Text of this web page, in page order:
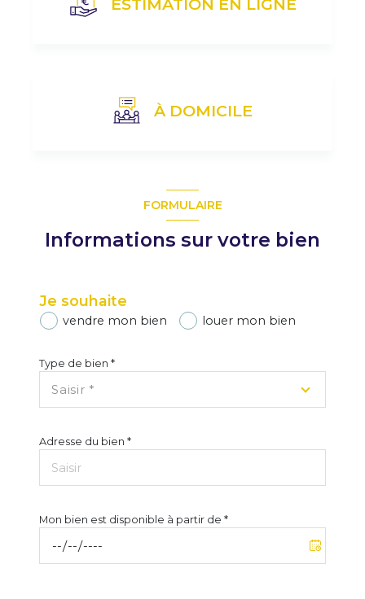
À DOMICILE
J'obtiens une estimation en 4 étapes
Je sélectionne le type de bien
SUIVANT
FORMULAIRE
Informations sur votre bien
Je souhaite
vendre mon bien louer mon bien
Type de bien *
Saisir *
Adresse du bien *
Mon bien est disponible à partir de *